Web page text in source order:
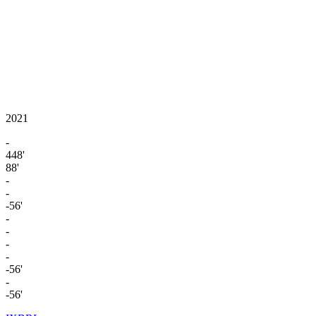
2021
-
448'
88'
-
-
-56'
-
-
-
-
-56'
-
-56'